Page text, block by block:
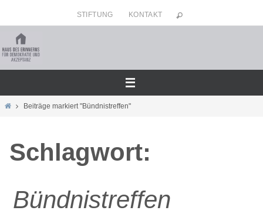
Inhalt
springen
STIFTUNG KONTAKT
HomeBeiträge markiert "Bündnistreffen"
Schlagwort:
Bündnistreffen